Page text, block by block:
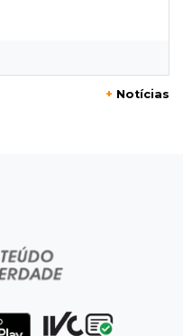
antes de jogo que
MG e segue
de sequestro
+ Notícias